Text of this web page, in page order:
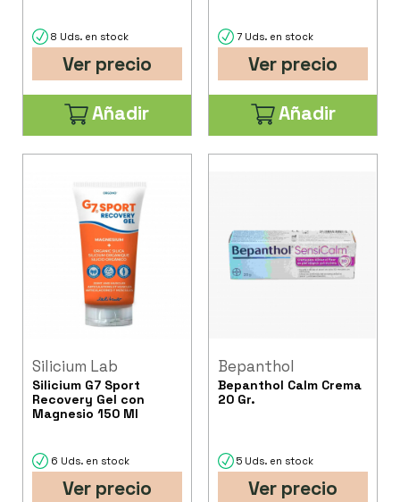
8 Uds. en stock
Ver precio
Añadir
7 Uds. en stock
Ver precio
Añadir
Silicium Lab
Silicium G7 Sport
Recovery Gel con
Magnesio 150 Ml
6 Uds. en stock
Ver precio
Bepanthol
Bepanthol Calm Crema
20 Gr.
5 Uds. en stock
Ver precio